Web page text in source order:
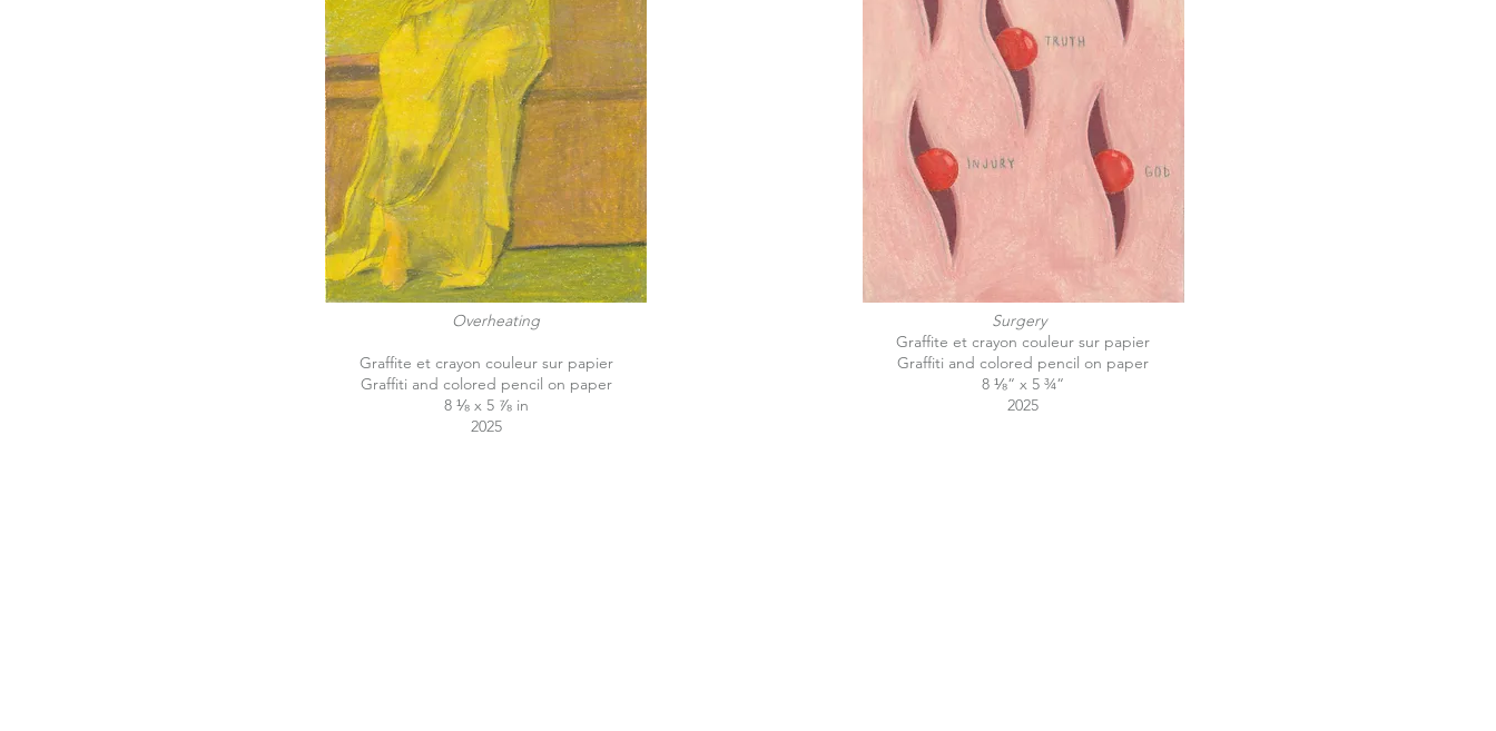
Overheating
Graffite et crayon couleur sur papier
Graffiti and colored pencil on paper
8 ⅛ x 5 ⅞ in
2025
Surgery
Graffite et crayon couleur sur papier
Graffiti and colored pencil on paper
8 ⅛“ x 5 ¾“
2025